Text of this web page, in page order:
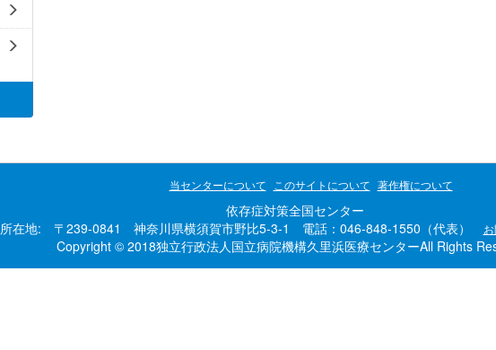
当センターについて このサイトについて 著作権について
依存症対策全国センター
所在地: 〒239-0841 神奈川県横須賀市野比5-3-1 電話：046-848-1550（代表）
Copyright © 2018独立行政法人国立病院機構久里浜医療センターAll Rights